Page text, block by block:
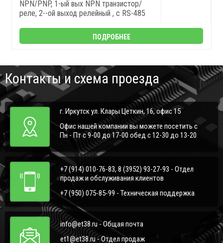
NPN/PNP, 1-ый вых NPN транзистор/
реле, 2--ой выход релейный , с RS-485
ПОДРОБНЕЕ
Контакты и схема проезда
г. Иркутск ул. Клары Цеткин, 16, офис 15
Офис нашей компании вы можете посетить с
Пн - Пт с 9-00 до 17-00 обед с 12-30 до 13-20
+7 (914) 010-76-83, 8 (3952) 93-27-93 - Отдел
продаж и обслуживания клиентов
+7 (950) 075-85-99 - Техническая поддержка
info@et38.ru - Общая почта
et1@et38.ru - Отдел продаж